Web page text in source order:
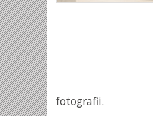
fotografii.